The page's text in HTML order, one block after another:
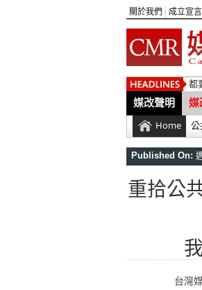
關於我們 成立宣言
都
媒改聲明 媒
Home 公
Published On:
重拾公
台灣